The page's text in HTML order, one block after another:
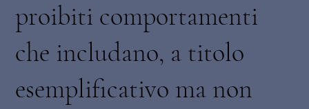
proibiti comportamenti
che includano, a titolo
esemplificativo ma non